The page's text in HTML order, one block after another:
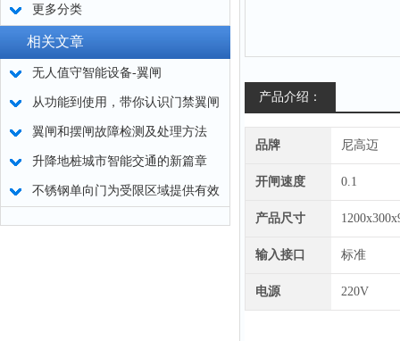
更多分类
相关文章
无人值守智能设备-翼闸
从功能到使用，带你认识门禁翼闸
翼闸和摆闸故障检测及处理方法
升降地桩城市智能交通的新篇章
不锈钢单向门为受限区域提供有效
产品介绍：
品牌 尼高迈
开闸速度 0.1
产品尺寸
输入接口 标准
电源 220V